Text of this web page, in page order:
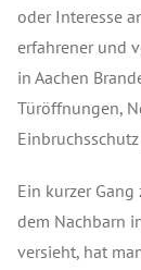
oder Interesse
erfahrener und
in Aachen
Türöffnungen,
Ein kurzer
dem Nachbarn
versieht, hat